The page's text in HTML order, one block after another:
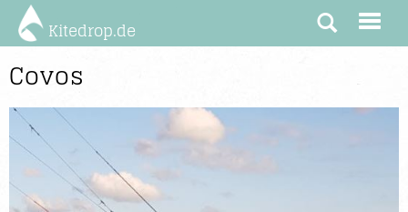
Kitedrop.de
Covos